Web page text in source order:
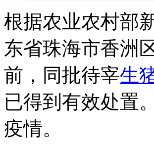
根据农业农村部
东省珠海市香洲
前，同批待宰生
已得到有效处置
疫情。